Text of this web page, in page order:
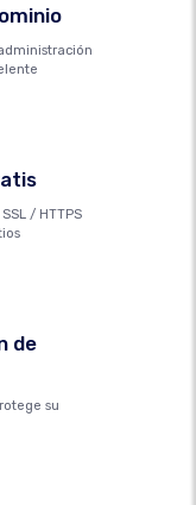
/ HTTPS
de
su